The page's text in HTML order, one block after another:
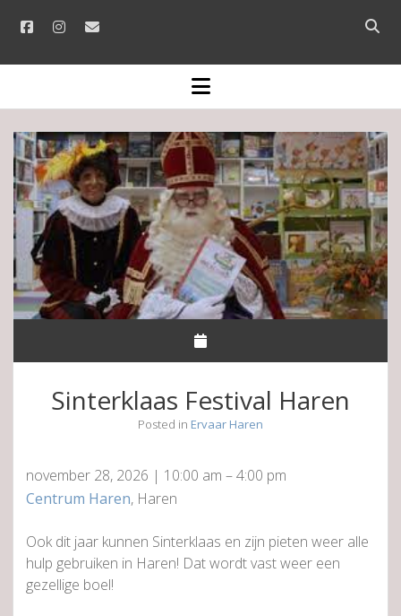
facebookinstagram
email
Open
bar
open
menu
Sinterklaas Festival Haren
Posted in Ervaar Haren
november 28, 2026 | 10:00 am –4:00 pm
Centrum Haren, Haren
Ook dit jaar kunnen Sinterklaas en zijn pieten weer alle
hulp gebruiken in Haren! Dat wordt vast weer een
gezellige boel!